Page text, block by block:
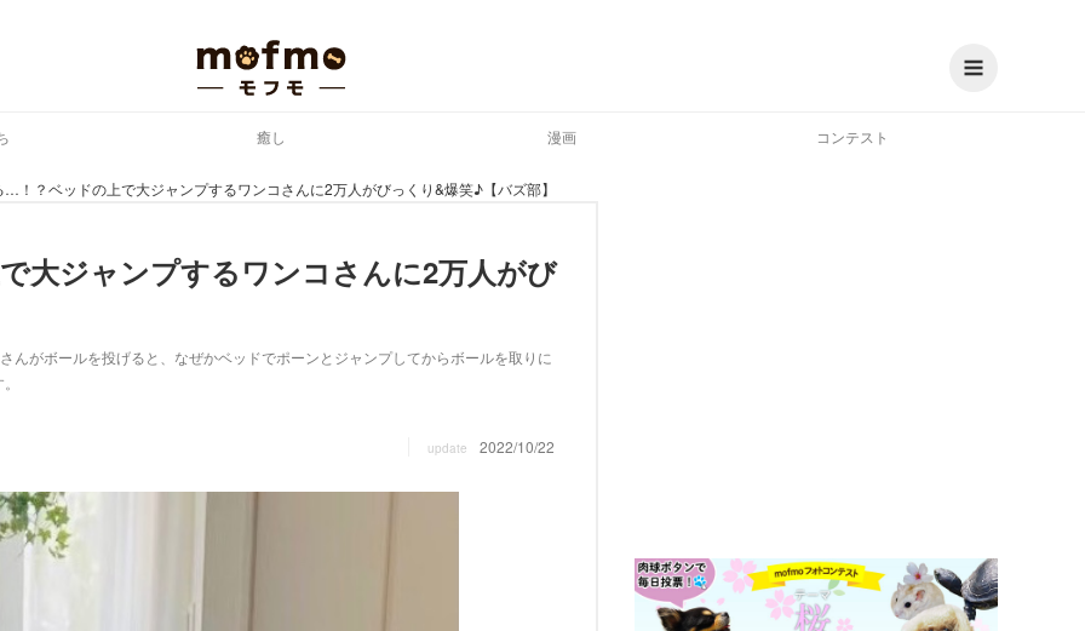
癒し 漫画 コンテスト
！？ベッドの上で大ジャンプするワンコさんに2万人がびっくり&爆笑♪【バズ部】
大ジャンプするワンコさんに2万人がび
がボールを投げると、なぜかベッドでポーンとジャンプしてからボールを取りに
update 2022/10/22